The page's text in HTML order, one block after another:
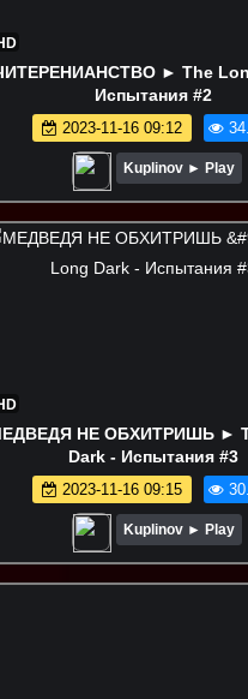
► The
Испытания #2
2023-11-16 09:12
Kuplinov ► Play
НЕ ОБХИТРИШЬ ►
Dark - Испытания #3
2023-11-16 09:15
Kuplinov ► Play